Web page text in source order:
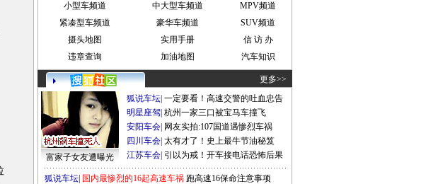
小型车频道
中大型车频道
MPV频道
紧凑型车频道
豪华车频道
SUV频道
摄头地图
实用手册
信 访 办
违章查询
加油地图 汽车知识
更多>>
富家子女友遭曝光
狐说车坛 一定要看！高速交警的吐血忠告
明星座驾 杭州一家三口被宝马车撞飞
安阳车会 网友实拍:107国道遇惨烈车祸
四川车会 太有才了！史上最牛节油秘笈
江苏车会 引以为戒！开车接电话恐怖后果
狐说车坛 国内最惨烈的16起高速车祸 跑高速16保命注意事项